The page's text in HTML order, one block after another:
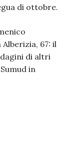
di ottobre.
67: il
di altri
in